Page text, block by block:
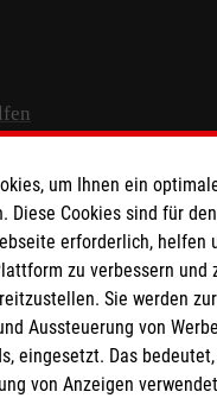
Hilfsdienst e.V.
0120 1201 2000 12
um Ihnen ein
Diese Cookies sind für
erforderlich, helfen
zu verbessern und
Sie werden
Aussteuerung von
eingesetzt. Das
von Anzeigen